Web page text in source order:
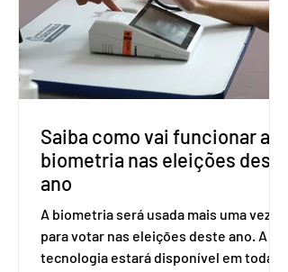
ser encaminhado pelo Ministério da
Saúde à Comissão Nacional de
Incorporação de Novas Tecnologias no
SUS (Conitec) na semana que vem. A
Conitec é um colegiado
Saiba como vai funcionar a
biometria nas eleições deste
ano
A biometria será usada mais uma vez
para votar nas eleições deste ano. A
tecnologia estará disponível em todas